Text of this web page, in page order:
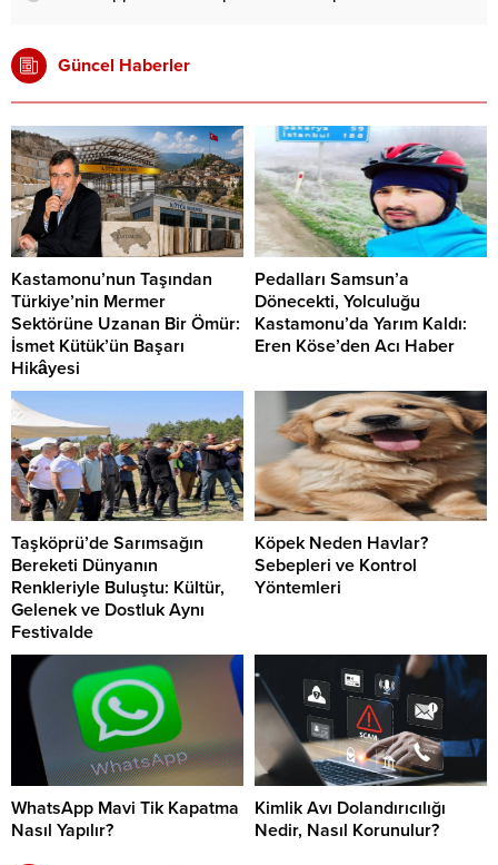
Güncel Haberler
Kastamonu’nun Taşından
Türkiye’nin Mermer
Sektörüne Uzanan Bir Ömür:
İsmet Kütük’ün Başarı
Hikâyesi
Pedalları Samsun’a
Dönecekti, Yolculuğu
Kastamonu’da Yarım Kaldı:
Eren Köse’den Acı Haber
Taşköprü’de Sarımsağın
Bereketi Dünyanın
Renkleriyle Buluştu: Kültür,
Gelenek ve Dostluk Aynı
Festivalde
Köpek Neden Havlar?
Sebepleri ve Kontrol
Yöntemleri
WhatsApp Mavi Tik Kapatma
Nasıl Yapılır?
Kimlik Avı Dolandırıcılığı
Nedir, Nasıl Korunulur?